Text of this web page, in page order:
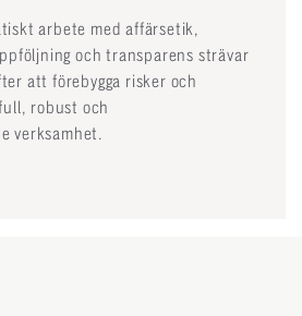
arbete med affärsetik,
och transparens strävar
att förebygga risker och
robust och
verksamhet.